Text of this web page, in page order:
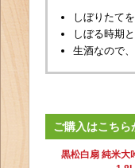
しぼりたて
しぼる時期
生酒なので
ご購入はこちら
黒松白扇 純米大